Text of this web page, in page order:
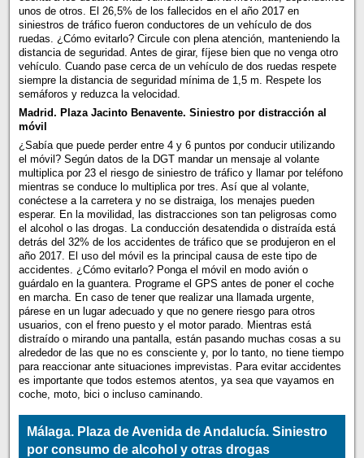
unos de otros. El 26,5% de los fallecidos en el año 2017 en
siniestros de tráfico fueron conductores de un vehículo de dos
ruedas. ¿Cómo evitarlo? Circule con plena atención, manteniendo la
distancia de seguridad. Antes de girar, fíjese bien que no venga otro
vehículo. Cuando pase cerca de un vehículo de dos ruedas respete
siempre la distancia de seguridad mínima de 1,5 m. Respete los
semáforos y reduzca la velocidad.
Madrid. Plaza Jacinto Benavente. Siniestro por distracción al
móvil
¿Sabía que puede perder entre 4 y 6 puntos por conducir utilizando
el móvil? Según datos de la DGT mandar un mensaje al volante
multiplica por 23 el riesgo de siniestro de tráfico y llamar por teléfono
mientras se conduce lo multiplica por tres. Así que al volante,
conéctese a la carretera y no se distraiga, los menajes pueden
esperar. En la movilidad, las distracciones son tan peligrosas como
el alcohol o las drogas. La conducción desatendida o distraída está
detrás del 32% de los accidentes de tráfico que se produjeron en el
año 2017. El uso del móvil es la principal causa de este tipo de
accidentes. ¿Cómo evitarlo? Ponga el móvil en modo avión o
guárdalo en la guantera. Programe el GPS antes de poner el coche
en marcha. En caso de tener que realizar una llamada urgente,
párese en un lugar adecuado y que no genere riesgo para otros
usuarios, con el freno puesto y el motor parado. Mientras está
distraído o mirando una pantalla, están pasando muchas cosas a su
alrededor de las que no es consciente y, por lo tanto, no tiene tiempo
para reaccionar ante situaciones imprevistas. Para evitar accidentes
es importante que todos estemos atentos, ya sea que vayamos en
coche, moto, bici o incluso caminando.
Málaga. Plaza de Avenida de Andalucía. Siniestro
por consumo de alcohol y otras drogas